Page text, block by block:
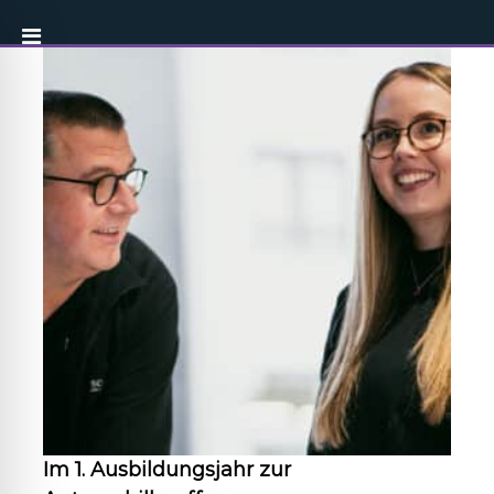
Im 1. Ausbildungsjahr zur